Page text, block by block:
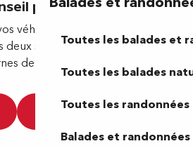
Toutes les balades et
Toutes les balades
Toutes les randonnées
Balades et
pratique
véhicules électriques, nous
sites vous indiquant les
de recharge :
CHARGEMAP